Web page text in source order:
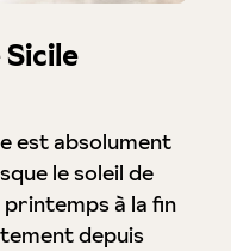
est absolument
le soleil de
à la fin
depuis